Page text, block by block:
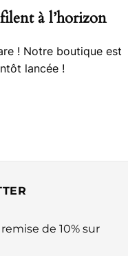
à l’horizon
! Notre boutique est
lancée !
de 10% sur